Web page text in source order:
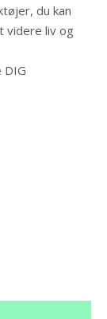
du kan
videre liv og